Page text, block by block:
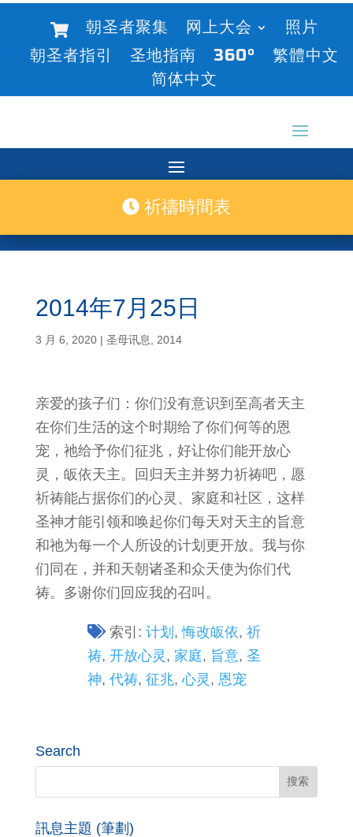
朝圣者聚集 网上大会
照片
朝圣者指引
圣地指南 360°
繁體中文
简体中文
祈禱時間表
2014年7月25日
3 月 6, 2020| 圣母讯息 2014
亲爱的孩子们：你们没有意识到至高者天主
在你们生活的这个时期给了你们何等的恩
宠，祂给予你们征兆，好让你们能开放心
灵，皈依天主。回归天主并努力祈祷吧，愿
祈祷能占据你们的心灵、家庭和社区，这样
圣神才能引领和唤起你们每天对天主的旨意
和祂为每一个人所设的计划更开放。我与你
们同在，并和天朝诸圣和众天使为你们代
祷。多谢你们回应我的召叫。
索引: 计划 ,悔改皈依, 祈
祷,开放心灵 , 家庭, 旨意,圣
神,代祷,征兆,心灵 ,恩宠
Search
訊息主題 (筆劃)